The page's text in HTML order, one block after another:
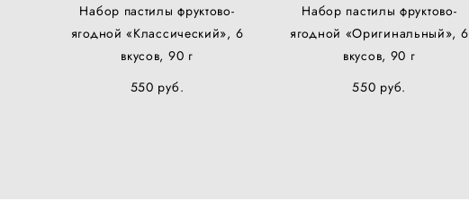
Набор пастилы фруктово-
ягодной «Классический», 6
вкусов, 90 г
550 pуб.
Набор пастилы фруктово-
ягодной «Оригинальный», 6
вкусов, 90 г
550 pуб.